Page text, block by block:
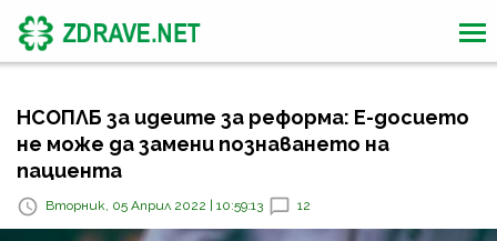
НСОПЛБ за идеите за реформа: Е-досието
не може да замени познаването на
пациента
Вторник, 05 Април 2022 | 10:59:13 12